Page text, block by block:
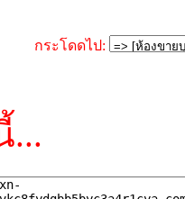
กระโดดไป:
...